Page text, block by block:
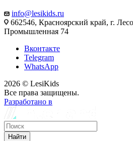
info@lesikids.ru
662546, Красноярский край, г.
Промышленная 74
Вконтакте
Telegram
WhatsApp
2026 © LesiKids
Все права защищены.
Разработано в
Найти